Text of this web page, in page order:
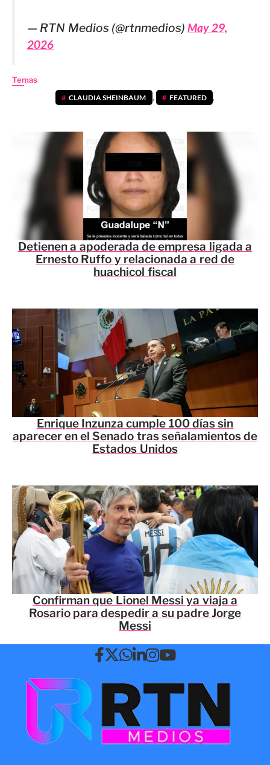
— RTN Medios (@rtnmedios)May 29,
2026
Temas
CLAUDIA SHEINBAUM , FEATURED ,
Detienen a apoderada de empresa ligada a
Ernesto Ruffo y relacionada a red de
huachicol fiscal
Enrique Inzunza cumple 100 días sin
aparecer en el Senado tras señalamientos de
Estados Unidos
Confirman que Lionel Messi ya viaja a
Rosario para despedir a su padre Jorge
Messi